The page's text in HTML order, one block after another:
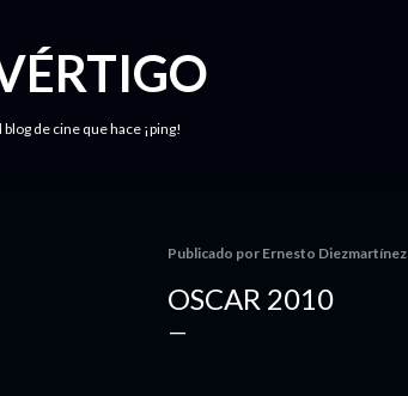
blog de cine que hace ¡ping!
Publicado por Ernesto Diezmartínez
OSCAR 2010